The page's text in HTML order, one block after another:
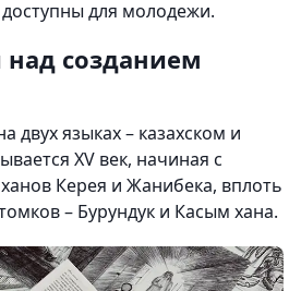
для молодежи.
над созданием
двух языках – казахском и
XV век, начиная с
Керея и Жанибека, вплоть
– Бурундук и Касым хана.